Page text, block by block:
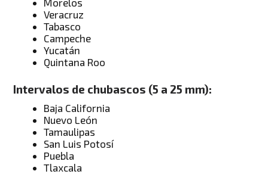
Veracruz
Tabasco
Campeche
Yucatán
Quintana Roo
Intervalos de chubascos (5 a 25 mm):
Baja California
Nuevo León
Tamaulipas
San Luis Potosí
Puebla
Tlaxcala